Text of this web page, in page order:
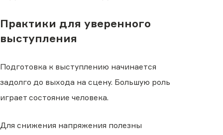
Практики для уверенного
выступления
Подготовка к выступлению начинается
задолго до выхода на сцену. Большую роль
играет состояние человека.
Для снижения напряжения полезны